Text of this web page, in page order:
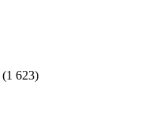
(1 623)